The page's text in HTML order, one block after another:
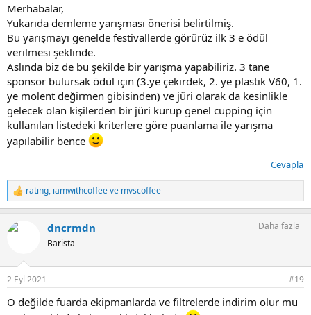
Merhabalar,
Yukarıda demleme yarışması önerisi belirtilmiş.
Bu yarışmayı genelde festivallerde görürüz ilk 3 e ödül
verilmesi şeklinde.
Aslında biz de bu şekilde bir yarışma yapabiliriz. 3 tane
sponsor bulursak ödül için (3.ye çekirdek, 2. ye plastik V60, 1.
ye molent değirmen gibisinden) ve jüri olarak da kesinlikle
gelecek olan kişilerden bir jüri kurup genel cupping için
kullanılan listedeki kriterlere göre puanlama ile yarışma
yapılabilir bence
Cevapla
T
e
k
rating, iamwithcoffeeve mvscoffee
dncrmdn
Barista
Daha fazla
2 Eyl 2021 #19
O değilde fuarda ekipmanlarda ve filtrelerde indirim olur mu